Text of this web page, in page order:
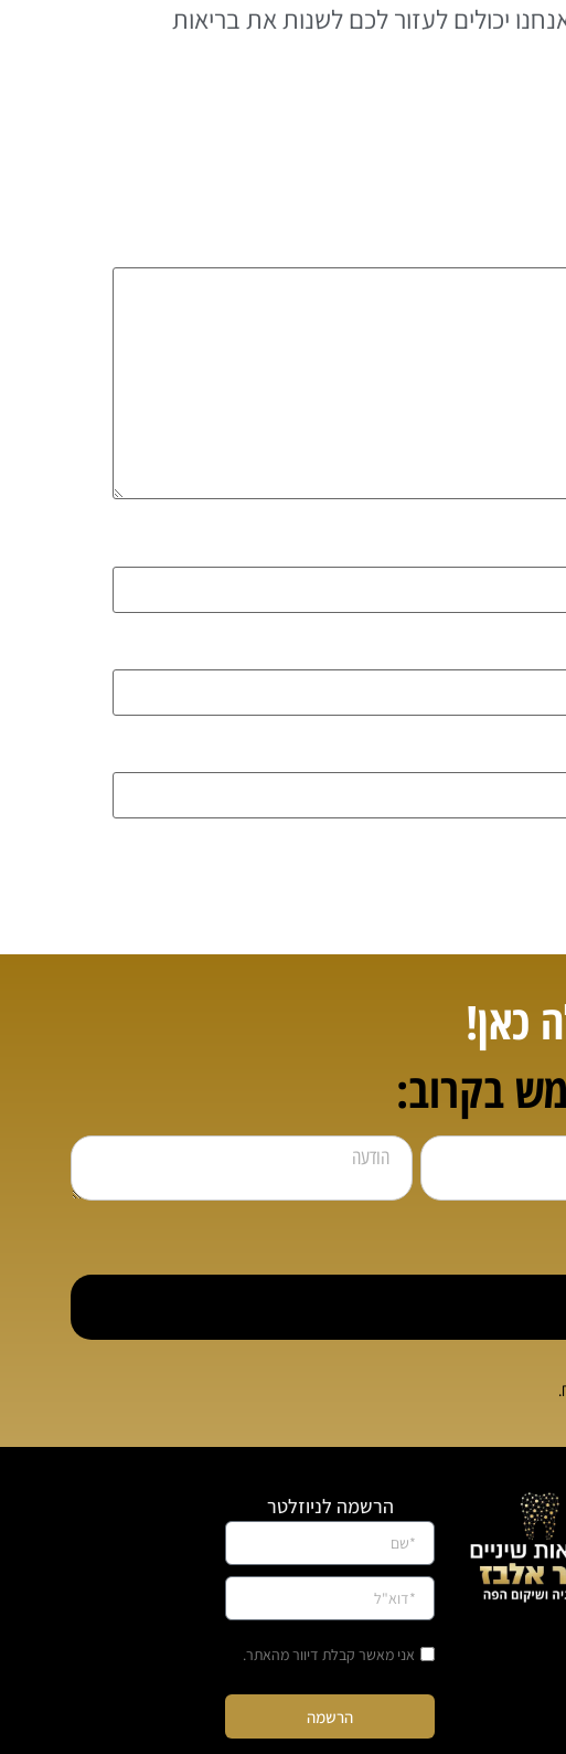
יכולים לעזור לכם לשנות את בריאות
כאן!
בקרוב:
הרשמה לניוזלטר
אני מאשר קבלת דיוור מהאתר.
הרשמה